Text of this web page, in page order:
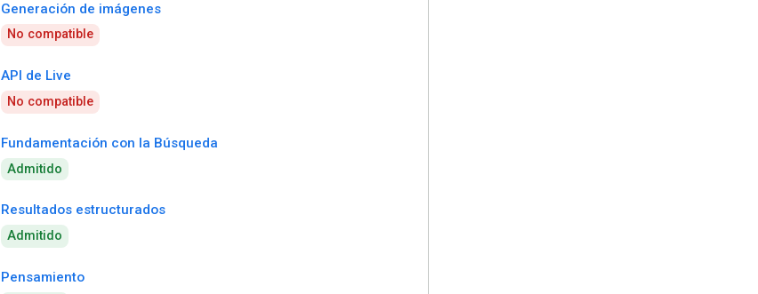
Generación de imágenes
No compatible
API de Live
No compatible
Fundamentación con la Búsqueda
Admitido
Resultados estructurados
Admitido
Pensamiento